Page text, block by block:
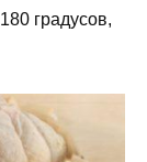
градусов,